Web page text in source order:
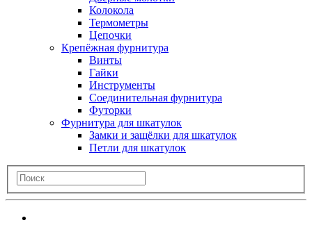
Колокола
Термометры
Цепочки
Крепёжная фурнитура
Винты
Гайки
Инструменты
Соединительная фурнитура
Футорки
Фурнитура для шкатулок
Замки и защёлки для шкатулок
Петли для шкатулок